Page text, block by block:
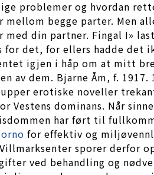
problemer og hvordan
begge parter. Men
din partner. Fingal I»
for det, for ellers hadde
igjen i håp om at mitt
dem. Bjarne Åm, f.
erotiske noveller
dominans. Når
har ført til
for effektiv og
sporer derfor
ved behandling og